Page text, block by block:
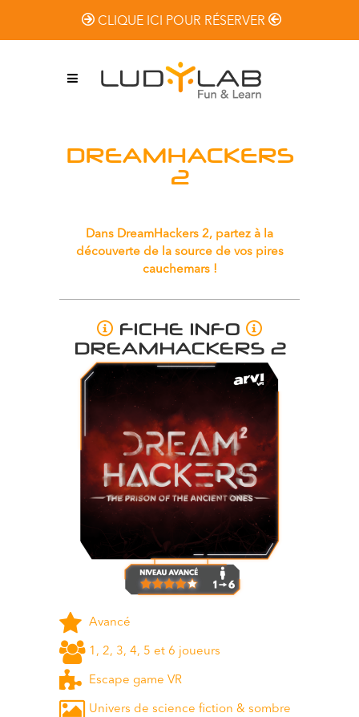
CLIQUE ICI POUR RÉSERVER
DREAMHACKERS
2
Dans DreamHackers 2, partez à la
découverte de la source de vos pires
cauchemars !
FICHE INFO
DREAMHACKERS 2
Avancé
1, 2, 3, 4, 5 et 6 joueurs
Escape game VR
Univers de science fiction & sombre